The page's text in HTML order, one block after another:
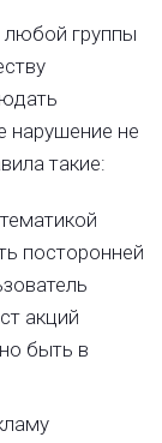
группы
нарушение не
такие:
посторонней
акций
быть в